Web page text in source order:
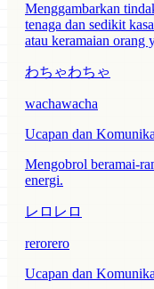
Menggambarkan
tenaga dan sedikit
atau keramaian orang
わちゃわちゃ
wachawacha
Ucapan dan
Mengobrol beramai-
energi.
レロレロ
rerorero
Ucapan dan